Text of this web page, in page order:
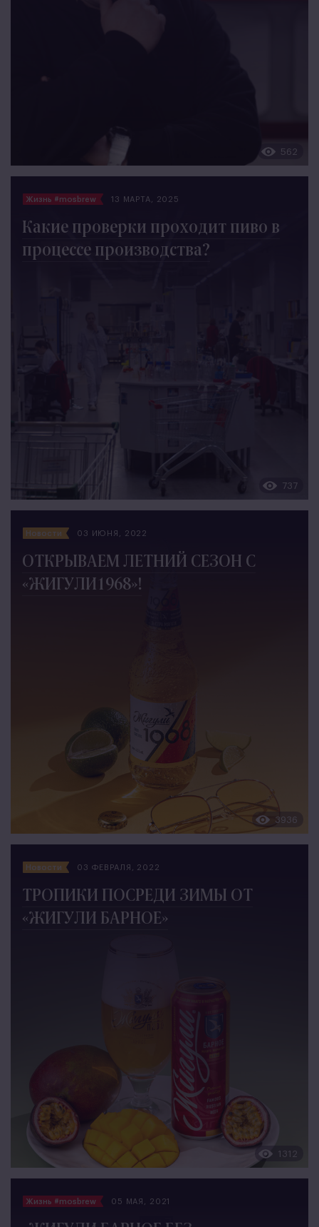
Новости 03 ИЮНЯ, 2022
ОТКРЫВАЕМ ЛЕТНИЙ СЕЗОН С
«ЖИГУЛИ1968»!
3936
Новости 03 ФЕВРАЛЯ, 2022
ТРОПИКИ ПОСРЕДИ ЗИМЫ ОТ
«ЖИГУЛИ БАРНОЕ»
1312
Жизнь #mosbrew 05 МАЯ, 2021
562
Жизнь #mosbrew 13 МАРТА, 2025
Какие проверки проходит пиво в
процессе производства?
737